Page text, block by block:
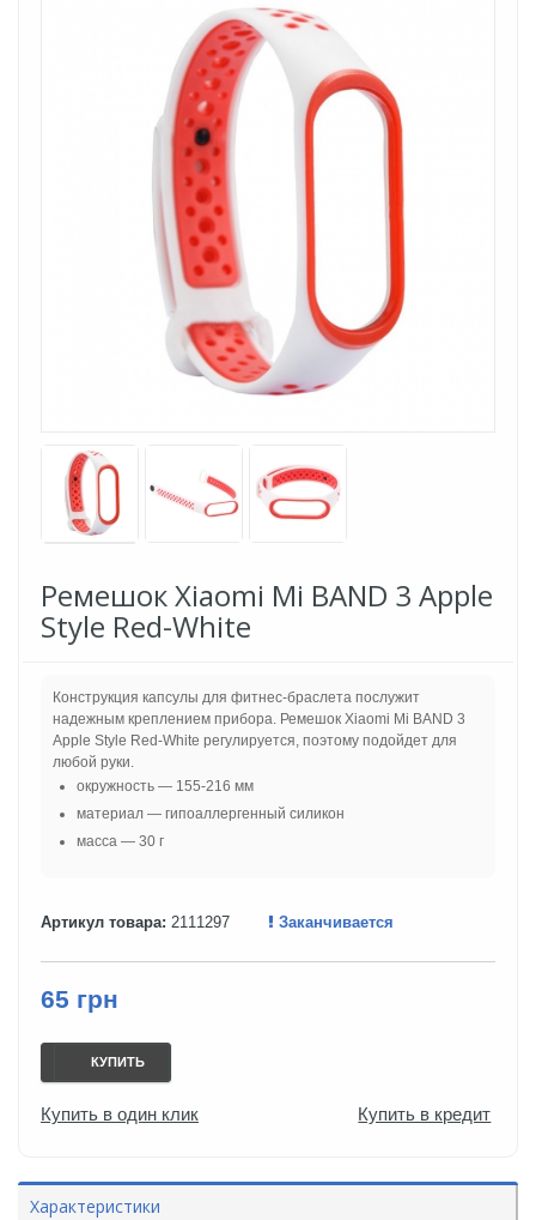
Ремешок Xiaomi Mi BAND 3 Apple
Style Red-White
Конструкция капсулы для фитнес-браслета послужит
надежным креплением прибора. Ремешок Xiaomi Mi BAND 3
Apple Style Red-White регулируется, поэтому подойдет для
любой руки.
окружность — 155-216 мм
материал — гипоаллергенный силикон
масса — 30 г
Артикул товара: 2111297 Заканчивается
65 грн
КУПИТЬ
Купить в один клик Купить в кредит
Характеристики